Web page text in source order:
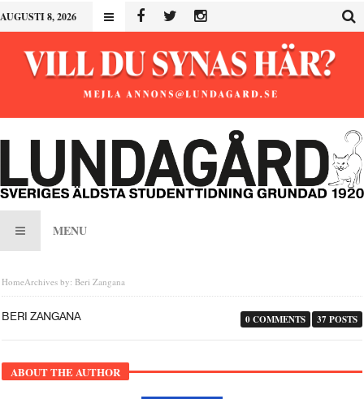
AUGUSTI 8, 2026
MENU
HomeArchives by: Beri Zangana
BERI ZANGANA 37 POSTS
0 COMMENTS
ABOUT THE AUTHOR